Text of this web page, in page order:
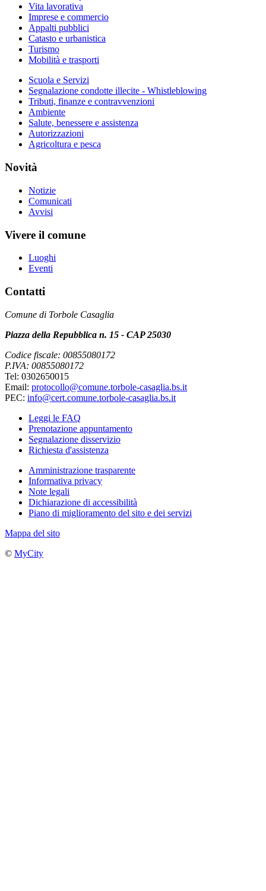
Vita lavorativa
Imprese e commercio
Appalti pubblici
Catasto e urbanistica
Turismo
Mobilità e trasporti
Scuola e Servizi
Segnalazione condotte illecite - Whistleblowing
Tributi, finanze e contravvenzioni
Ambiente
Salute, benessere e assistenza
Autorizzazioni
Agricoltura e pesca
Novità
Notizie
Comunicati
Avvisi
Vivere il comune
Luoghi
Eventi
Contatti
Comune di Torbole Casaglia
Piazza della Repubblica n. 15 - CAP 25030
Codice fiscale: 00855080172
P.IVA: 00855080172
Tel: 0302650015
Email: protocollo@comune.torbole-casaglia.bs.it
PEC: info@cert.comune.torbole-casaglia.bs.it
Leggi le FAQ
Prenotazione appuntamento
Segnalazione disservizio
Richiesta d'assistenza
Amministrazione trasparente
Informativa privacy
Note legali
Dichiarazione di accessibilità
Piano di miglioramento del sito e dei servizi
Mappa del sito
© MyCity